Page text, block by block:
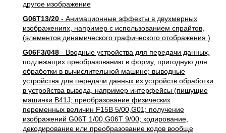
другое изображение
G06T13/20- Анимационные эффекты в двухмерных
изображениях, например с использованием спрайтов,
(элементов динамического графического отображения )
G06F3/048- Вводные устройства для передачи данных,
подлежащих преобразованию в форму, пригодную для
обработки в вычислительной машине; выводные
устройства для передачи данных из устройств обработки
в устройства вывода, например интерфейсы (пишущие
машинки B41J; преобразование физических
переменных величин F15B 5/00,G01; получение
изображений G06T 1/00,G06T 9/00; кодирование,
декодирование или преобразование кодов вообще